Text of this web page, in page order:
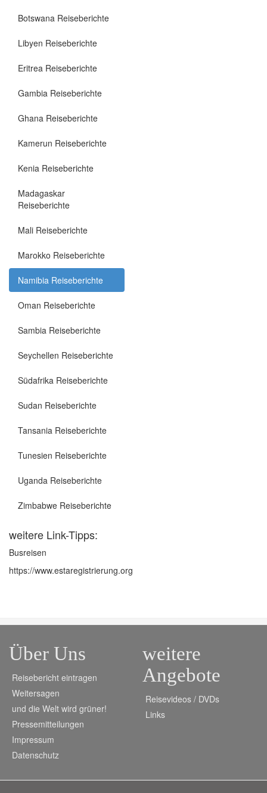
Botswana Reiseberichte
Libyen Reiseberichte
Eritrea Reiseberichte
Gambia Reiseberichte
Ghana Reiseberichte
Kamerun Reiseberichte
Kenia Reiseberichte
Madagaskar
Reiseberichte
Mali Reiseberichte
Marokko Reiseberichte
Namibia Reiseberichte
Oman Reiseberichte
Sambia Reiseberichte
Seychellen Reiseberichte
Südafrika Reiseberichte
Sudan Reiseberichte
Tansania Reiseberichte
Tunesien Reiseberichte
Uganda Reiseberichte
Zimbabwe Reiseberichte
weitere Link-Tipps:
Busreisen
https://www.estaregistrierung.org
Über Uns
Reisebericht eintragen
Weitersagen
und die Welt wird grüner!
Pressemitteilungen
Impressum
Datenschutz
weitere
Angebote
Reisevideos / DVDs
Links